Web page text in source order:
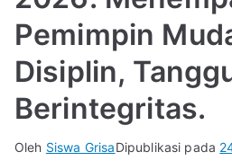
Pemimpin
Disiplin,
Berintegritas.
Oleh Siswa GrisaDipublikasi pada